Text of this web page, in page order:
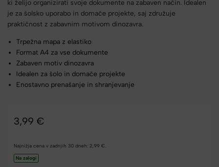
ki želijo organizirati svoje dokumente na zabaven način. Idealen
je za šolsko uporabo in domače projekte, saj združuje
praktičnost z zabavnim motivom dinozavra.
Trpežna mapa z elastiko
Format A4 za vse dokumente
Zabaven motiv dinozavra
Idealen za šolo in domače projekte
Enostavno prenašanje in shranjevanje
3,99 €
Najnižja cena v zadnjih 30 dneh: 2,99 €
Na zalogi